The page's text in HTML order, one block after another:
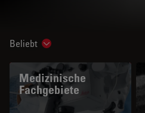
Beliebt Show subnavigation
Medizinische
Fachgebiete